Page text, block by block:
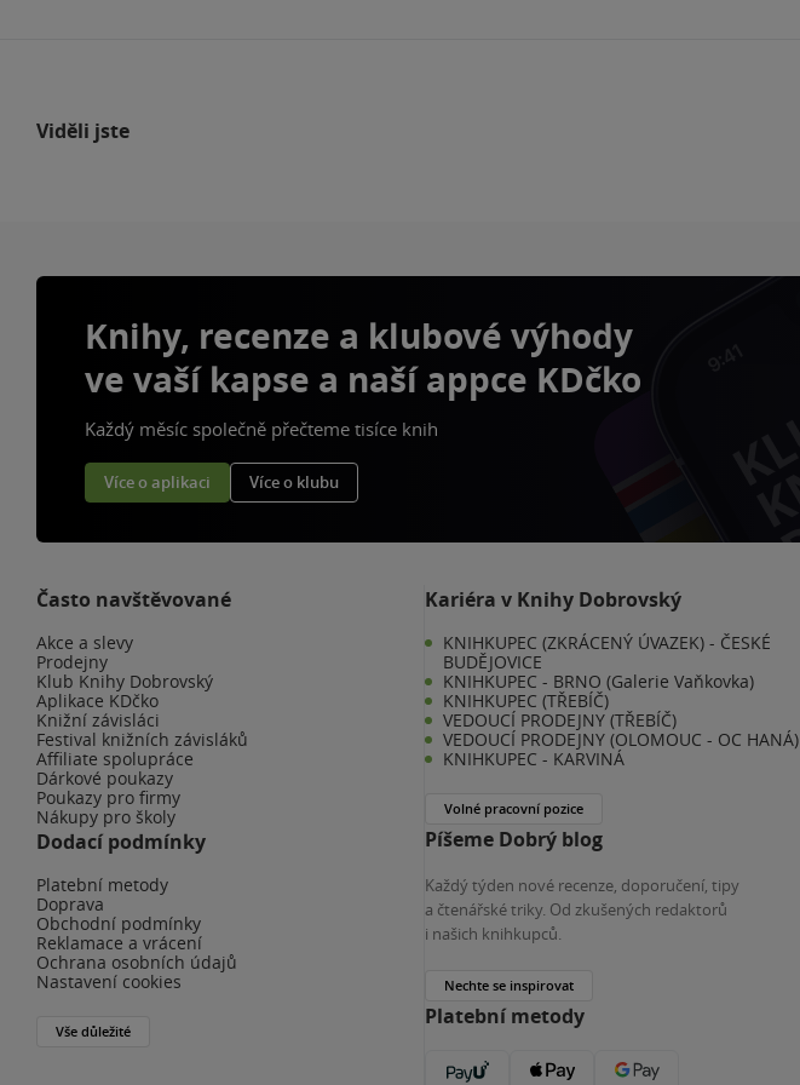
Viděli jste
Knihy, recenze a klubové výhody
ve vaší kapse a naší appce KDčko
Každý měsíc společně přečteme tisíce knih
Více o aplikaci Více o klubu
Často navštěvované
Akce a slevy
Prodejny
Klub Knihy Dobrovský
Aplikace KDčko
Knižní závisláci
Festival knižních závisláků
Affiliate spolupráce
Dárkové poukazy
Poukazy pro firmy
Nákupy pro školy
Dodací podmínky
Platební metody
Doprava
Obchodní podmínky
Reklamace a vrácení
Ochrana osobních údajů
Nastavení cookies
Vše důležité
Kariéra v Knihy Dobrovský
KNIHKUPEC (ZKRÁCENÝ ÚVAZEK) - ČESKÉ
BUDĚJOVICE
KNIHKUPEC - BRNO (Galerie Vaňkovka)
KNIHKUPEC (TŘEBÍČ)
VEDOUCÍ PRODEJNY (TŘEBÍČ)
VEDOUCÍ PRODEJNY (OLOMOUC - OC HANÁ)
KNIHKUPEC - KARVINÁ
Volné pracovní pozice
Píšeme Dobrý blog
Každý týden nové recenze, doporučení, tipy
a čtenářské triky. Od zkušených redaktorů
i našich knihkupců.
Nechte se inspirovat
Platební metody